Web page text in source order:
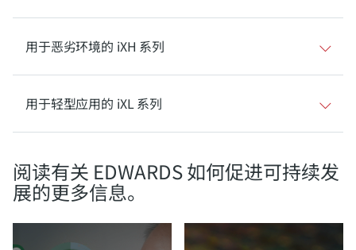
用于恶劣环境的 iXH 系列
用于轻型应用的 iXL 系列
阅读有关 EDWARDS 如何促进可持续发
展的更多信息。